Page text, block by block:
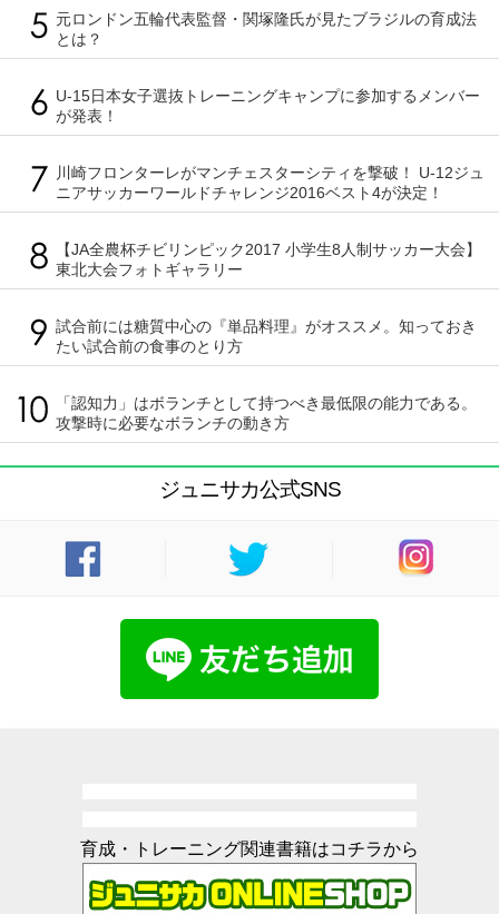
元ロンドン五輪代表監督・関塚隆氏が見たブラジルの育成法
とは？
U-15日本女子選抜トレーニングキャンプに参加するメンバー
が発表！
川崎フロンターレがマンチェスターシティを撃破！ U-12ジュ
ニアサッカーワールドチャレンジ2016ベスト4が決定！
【JA全農杯チビリンピック2017 小学生8人制サッカー大会】
東北大会フォトギャラリー
試合前には糖質中心の『単品料理』がオススメ。知っておき
たい試合前の食事のとり方
「認知力」はボランチとして持つべき最低限の能力である。
攻撃時に必要なボランチの動き方
ジュニサカ公式SNS
育成・トレーニング関連書籍はコチラから